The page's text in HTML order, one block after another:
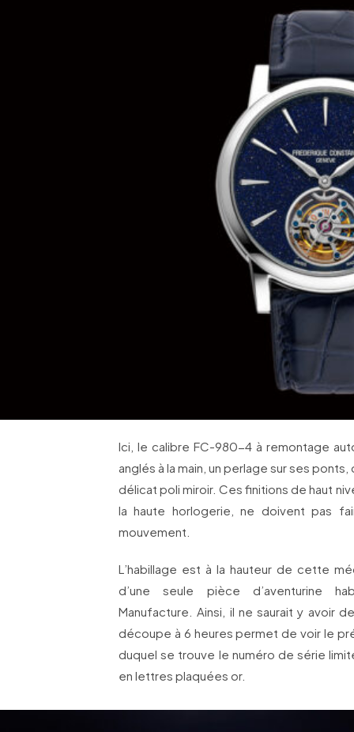
Ici, le calibre FC-980-4 à remontage
anglés à la main, un perlage sur ses
délicat poli miroir. Ces finitions de haut
la haute horlogerie, ne doivent pas
mouvement.
L’habillage est à la hauteur de cette
d’une seule pièce d’aventurine
Manufacture. Ainsi, il ne saurait y avoir
découpe à 6 heures permet de voir le
duquel se trouve le numéro de série
en lettres plaquées or.